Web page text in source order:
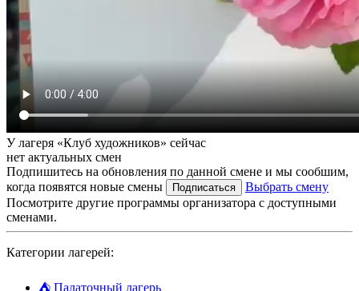
У лагеря «Клуб художников» сейчас
нет актуальных смен
Подпишитесь на обновления по данной смене и мы сообшим,
когда появятся новые смены
Подписаться
Выбрать смену
Посмотрите другие программы организатора с доступными
сменами.
Категории лагерей:
⛺ Палаточный лагерь